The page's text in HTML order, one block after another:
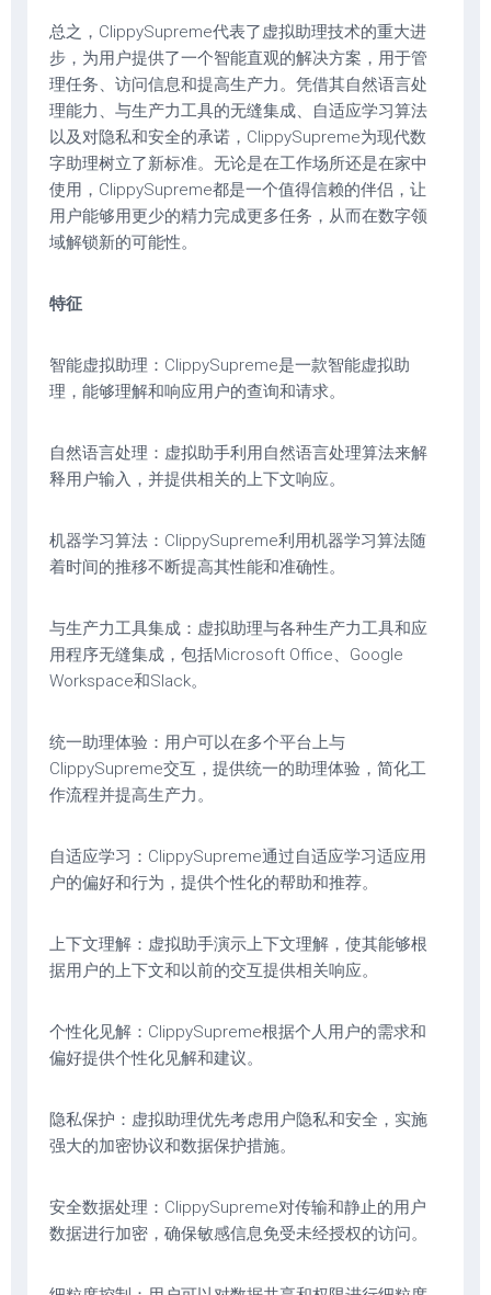
总之，ClippySupreme代表了虚拟助理技术的重大进
步，为用户提供了一个智能直观的解决方案，用于管
理任务、访问信息和提高生产力。凭借其自然语言处
理能力、与生产力工具的无缝集成、自适应学习算法
以及对隐私和安全的承诺，ClippySupreme为现代数
字助理树立了新标准。无论是在工作场所还是在家中
使用，ClippySupreme都是一个值得信赖的伴侣，让
用户能够用更少的精力完成更多任务，从而在数字领
域解锁新的可能性。
特征
智能虚拟助理：ClippySupreme是一款智能虚拟助
理，能够理解和响应用户的查询和请求。
自然语言处理：虚拟助手利用自然语言处理算法来解
释用户输入，并提供相关的上下文响应。
机器学习算法：ClippySupreme利用机器学习算法随
着时间的推移不断提高其性能和准确性。
与生产力工具集成：虚拟助理与各种生产力工具和应
用程序无缝集成，包括Microsoft Office、Google
Workspace和Slack。
统一助理体验：用户可以在多个平台上与
ClippySupreme交互，提供统一的助理体验，简化工
作流程并提高生产力。
自适应学习：ClippySupreme通过自适应学习适应用
户的偏好和行为，提供个性化的帮助和推荐。
上下文理解：虚拟助手演示上下文理解，使其能够根
据用户的上下文和以前的交互提供相关响应。
个性化见解：ClippySupreme根据个人用户的需求和
偏好提供个性化见解和建议。
隐私保护：虚拟助理优先考虑用户隐私和安全，实施
强大的加密协议和数据保护措施。
安全数据处理：ClippySupreme对传输和静止的用户
数据进行加密，确保敏感信息免受未经授权的访问。